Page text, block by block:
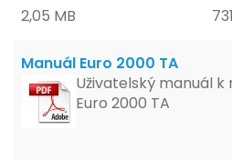
2,05 MB
Manuál Euro 2000 TA
Uživatelský manuál
Euro 2000 TA